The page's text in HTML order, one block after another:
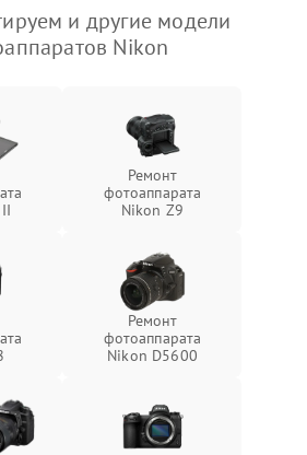
и другие модели
Nikon
Ремонт
фотоаппарата
Nikon Z9
Ремонт
фотоаппарата
Nikon D5600